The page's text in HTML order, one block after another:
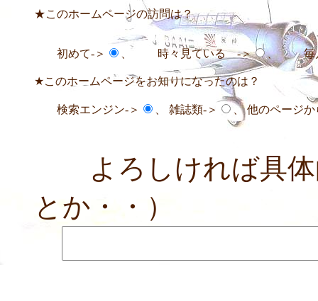
★このホームページの訪問は？
初めて-＞ 、 時々見ている -＞ 、 毎月
★このホームページをお知りになったのは？
検索エンジン-＞ 、 雑誌類-＞ 、 他のページ
よろしければ具体
とか・・）